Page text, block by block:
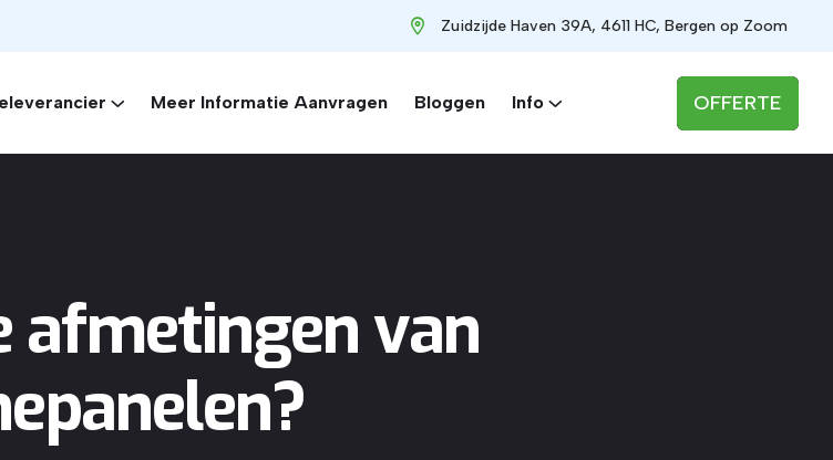
Zuidzijde Haven 39A, 4611 HC, Bergen op Zoom
Meer Informatie Aanvragen Bloggen Info OFFERTE
afmetingen van